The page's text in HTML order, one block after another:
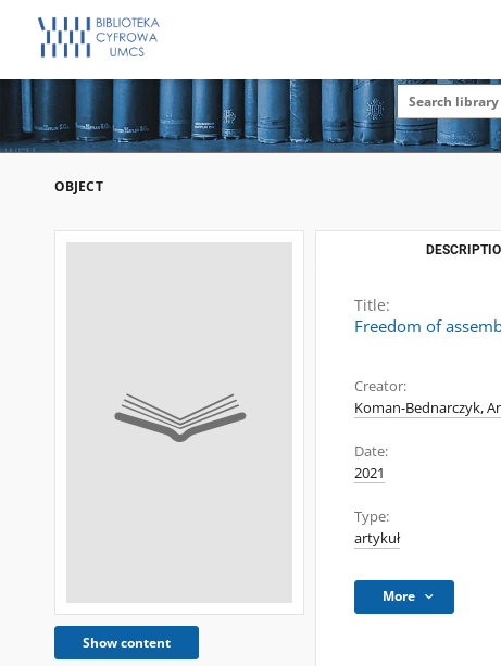
OBJECT
Show content
Title:
Freedom of
Creator:
Koman-Bednarczyk,
Date:
2021
Type:
artykuł
More